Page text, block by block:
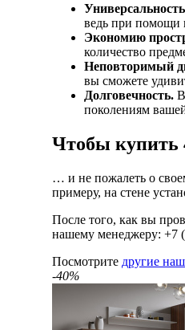
ведь при помощи
Экономию
количество
Неповторимый
вы сможете
Долговечность.
поколениям
Чтобы
… и не пожалеть о
примеру, на стене
После того, как вы
нашему менеджеру: +7
Посмотрите другие
-40%